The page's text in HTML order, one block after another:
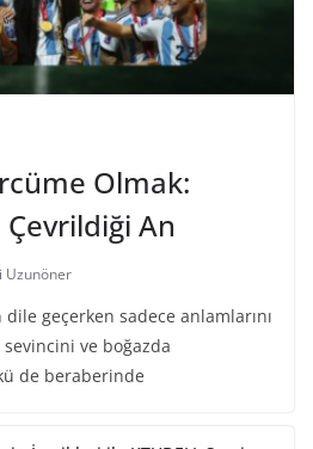
Olmak:
Çevrildiği An
Uzunöner
geçerken sadece anlamlarını
ve boğazda
de beraberinde